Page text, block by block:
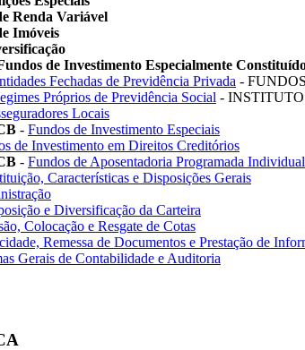
Renda Variável
Imóveis
de Investimento Especialmente
Fechadas de Previdência Privada -
Próprios de Previdência Social -
Locais
- Fundos de Investimento Especiais
de Investimento em Direitos Creditórios
- Fundos de Aposentadoria Programada
Características e Disposições Gerais
e Diversificação da Carteira
Colocação e Resgate de Cotas
Remessa de Documentos e Prestação de
Gerais de Contabilidade e Auditoria